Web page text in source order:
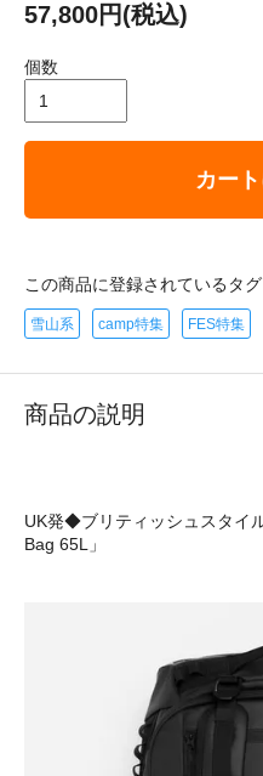
57,800円(税込)
個数
カー
この商品に登録されているタグ
雪山系 camp特集 FES特集
商品の説明
UK発◆ブリティッシュスタイ
Bag 65L」